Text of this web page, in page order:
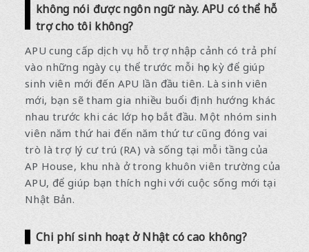
không nói được ngôn ngữ này. APU có thể hỗ
trợ cho tôi không?
APU cung cấp dịch vụ hỗ trợ nhập cảnh có trả phí
vào những ngày cụ thể trước mỗi học kỳ để giúp
sinh viên mới đến APU lần đầu tiên. Là sinh viên
mới, bạn sẽ tham gia nhiều buổi định hướng khác
nhau trước khi các lớp học bắt đầu. Một nhóm sinh
viên năm thứ hai đến năm thứ tư cũng đóng vai
trò là trợ lý cư trú (RA) và sống tại mỗi tầng của
AP House, khu nhà ở trong khuôn viên trường của
APU, để giúp bạn thích nghi với cuộc sống mới tại
Nhật Bản.
Chi phí sinh hoạt ở Nhật có cao không?